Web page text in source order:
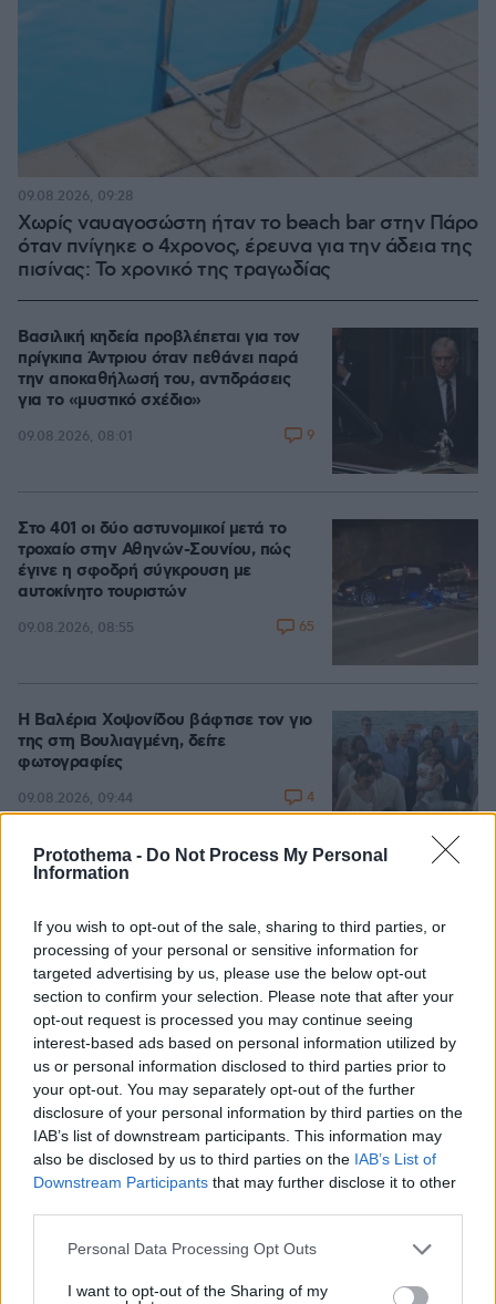
Protothema - Do Not Process My Personal
Information
If you wish to opt-out of the sale, sharing to third parties, or
processing of your personal or sensitive information for
targeted advertising by us, please use the below opt-out
section to confirm your selection. Please note that after your
opt-out request is processed you may continue seeing
interest-based ads based on personal information utilized by
us or personal information disclosed to third parties prior to
your opt-out. You may separately opt-out of the further
disclosure of your personal information by third parties on the
IAB’s list of downstream participants. This information may
also be disclosed by us to third parties on the IAB’s List of
Downstream Participants that may further disclose it to other
Please note that this website/app uses one or more Google
not limited to your visit or usage behaviour. You may click to
Personal Data Processing Opt Outs
I want to opt-out of the Sharing of my
Χωρίς ναυαγοσώστη ήταν το beach bar στην Πάρο
όταν πνίγηκε ο 4χρονος, έρευνα για την άδεια της
πισίνας: Το χρονικό της τραγωδίας
09.08.2026, 09:28
Βασιλική κηδεία προβλέπεται για τον
πρίγκιπα Άντριου όταν πεθάνει παρά
την αποκαθήλωσή του, αντιδράσεις
για το «μυστικό σχέδιο»
09.08.2026, 08:01 9
Στο 401 οι δύο αστυνομικοί μετά το
τροχαίο στην Αθηνών-Σουνίου, πώς
έγινε η σφοδρή σύγκρουση με
αυτοκίνητο τουριστών
09.08.2026, 08:55 65
Η Βαλέρια Χοψονίδου βάφτισε τον γιο
της στη Βουλιαγμένη, δείτε
φωτογραφίες
09.08.2026, 09:44 4
ανήλικη στο σπίτι του στα Χανιά, την
έσωσαν οι φωνές της
09.08.2026, 10:38
Μυστήριο 3.500 ετών στη Σαντορίνη:
Ο 15χρονος που δεν πρόλαβε να
ξεφύγει από το τσουνάμι μπορεί ν'
αλλάξει τη χρονολογία της μεγάλης
έκρηξης
Χόρχε Μέσι: Ο εργάτης από το